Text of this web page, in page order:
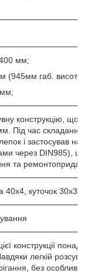
мм;
габ. висота в
конструкцію, що
Під час складання
і застосував
через DIN985), це
та
40х4, куточок
конструкції
легкій
без